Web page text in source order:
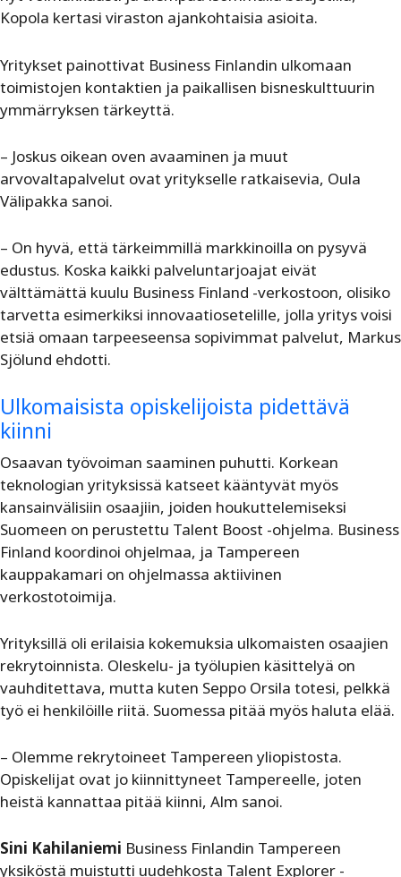
Kopola kertasi viraston ajankohtaisia asioita.
Yritykset painottivat Business Finlandin ulkomaan
toimistojen kontaktien ja paikallisen bisneskulttuurin
ymmärryksen tärkeyttä.
– Joskus oikean oven avaaminen ja muut
arvovaltapalvelut ovat yritykselle ratkaisevia, Oula
Välipakka sanoi.
– On hyvä, että tärkeimmillä markkinoilla on pysyvä
edustus. Koska kaikki palveluntarjoajat eivät
välttämättä kuulu Business Finland -verkostoon, olisiko
tarvetta esimerkiksi innovaatiosetelille, jolla yritys voisi
etsiä omaan tarpeeseensa sopivimmat palvelut, Markus
Sjölund ehdotti.
Ulkomaisista opiskelijoista pidettävä
kiinni
Osaavan työvoiman saaminen puhutti. Korkean
teknologian yrityksissä katseet kääntyvät myös
kansainvälisiin osaajiin, joiden houkuttelemiseksi
Suomeen on perustettu Talent Boost -ohjelma. Business
Finland koordinoi ohjelmaa, ja Tampereen
kauppakamari on ohjelmassa aktiivinen
verkostotoimija.
Yrityksillä oli erilaisia kokemuksia ulkomaisten osaajien
rekrytoinnista. Oleskelu- ja työlupien käsittelyä on
vauhditettava, mutta kuten Seppo Orsila totesi, pelkkä
työ ei henkilöille riitä. Suomessa pitää myös haluta elää.
– Olemme rekrytoineet Tampereen yliopistosta.
Opiskelijat ovat jo kiinnittyneet Tampereelle, joten
heistä kannattaa pitää kiinni, Alm sanoi.
Sini Kahilaniemi Business Finlandin Tampereen
yksiköstä muistutti uudehkosta Talent Explorer -